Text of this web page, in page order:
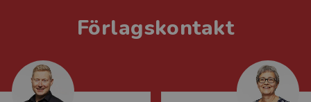
Förlagskontakt